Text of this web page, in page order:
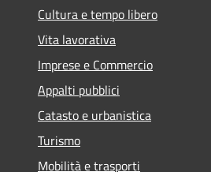
Cultura e tempo libero
Vita lavorativa
Imprese e Commercio
Appalti pubblici
Catasto e urbanistica
Turismo
Mobilità e trasporti